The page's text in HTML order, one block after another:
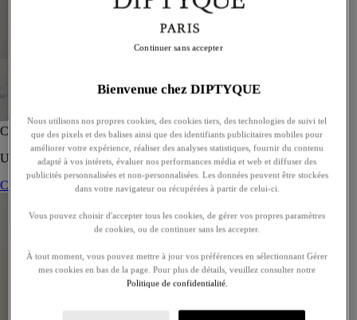
Coffret de 5 eaux de toilette - À composer
Un coffret sur-mesure de cinq eaux de toilette, à offrir ou s’offrir.
Composer son coffret
Bienvenue chez DIPTYQUE
Nous utilisons nos propres cookies, des cookies tiers, des technologies de suivi tel
que des pixels et des balises ainsi que des identifiants publicitaires mobiles pour
améliorer votre expérience, réaliser des analyses statistiques, fournir du contenu
adapté à vos intérets, évaluer nos performances média et web et diffuser des
publicités personnalisées et non-personnalisées. Les données peuvent être stockées
dans votre navigateur ou récupérées à partir de celui-ci.
Vous pouvez choisir d'accepter tous les cookies, de gérer vos propres paramètres
de cookies, ou de continuer sans les accepter.
À tout moment, vous pouvez mettre à jour vos préférences en sélectionnant Gérer
mes cookies en bas de la page. Pour plus de détails, veuillez consulter notre
Politique de confidentialité.
Continuer sans accepter